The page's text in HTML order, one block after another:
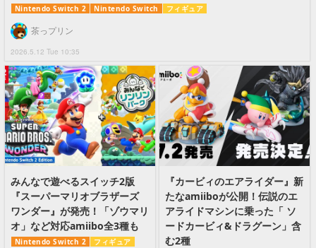
Nintendo Switch 2 Nintendo Switch フィギュア
2026.5.12 Tue 10:35
茶っプリン
みんなで遊べるスイッチ2版
『スーパーマリオブラザーズ
ワンダー』が発売！「ゾウマリ
オ」など対応amiibo全3種も
Nintendo Switch 2 フィギュア
『カービィのエアライダー』新
たなamiiboが公開！伝説のエ
アライドマシンに乗った「 ソ
ードカービィ&ドラグーン」含
む2種